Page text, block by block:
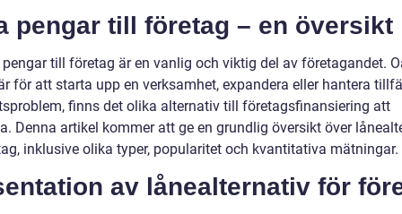
pengar till företag – en översikt
till företag är en vanlig och viktig del av företagandet.
för att starta upp en verksamhet, expandera eller hantera
finns det olika alternativ till företagsfinansiering att
Denna artikel kommer att ge en grundlig översikt över
inklusive olika typer, popularitet och kvantitativa mätningar.
av lånealternativ för